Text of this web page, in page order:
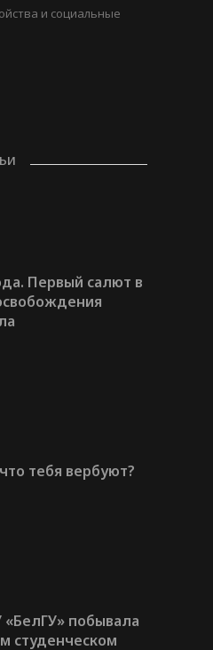
и социальные
Первый салют в
тебя вербуют?
побывала
студенческом